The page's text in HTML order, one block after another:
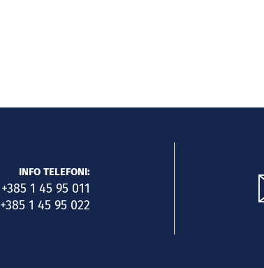
INFO TELEFONI:
+385 1 45 95 011
+385 1 45 95 022